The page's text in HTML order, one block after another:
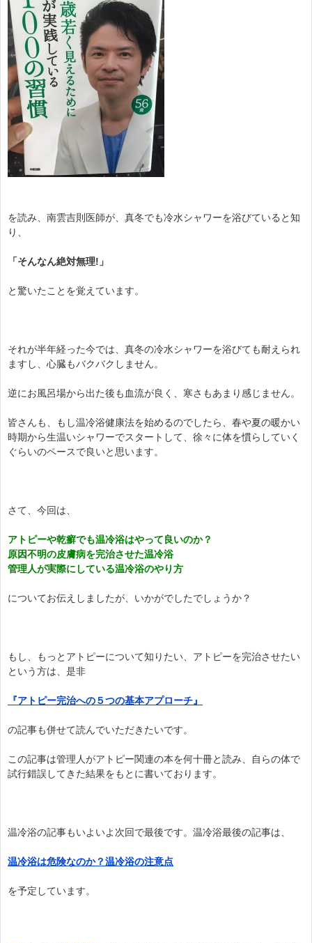
を読み、南雲吉則医師が、真冬でも冷水シャワーを浴びていると知
り、
「そんなん絶対無理!」
と驚いたことを覚えています。
それが半年経った今では、真冬の冷水シャワーを浴びても耐えられ
ますし、心臓もバクバクしません。
逆にお風呂場から出た後も血流が良く、寒さもあまり感じません。
皆さんも、もし温冷浴健康法を始めるのでしたら、春や夏の暖かい
時期から生温いシャワーでスタートして、徐々に体を慣らしていく
ぐらいのペースで良いと思います。
さて、今回は、
アトピーや乾癬でも温冷浴はやって良いのか？
原因不明の皮膚病を完治させた温冷浴
管理人が実際にしている温冷浴のやり方
についてお伝えしましたが、いかがでしたでしょうか？
もし、もっとアトピーについて知りたい、アトピーを完治させたい
という方は、是非
『アトピー完治への５つの基本アプローチ』
の記事も併せて読んでいただきたいです。
この記事は管理人がアトピー関連の本を何十冊と読み、自らの体で
試行錯誤してきた結果をもとに書いております。
温冷浴の記事もいよいよ次回で最後です。温冷浴最後の記事は、
温冷浴は危険なのか？温冷浴の注意点
を予定しています。